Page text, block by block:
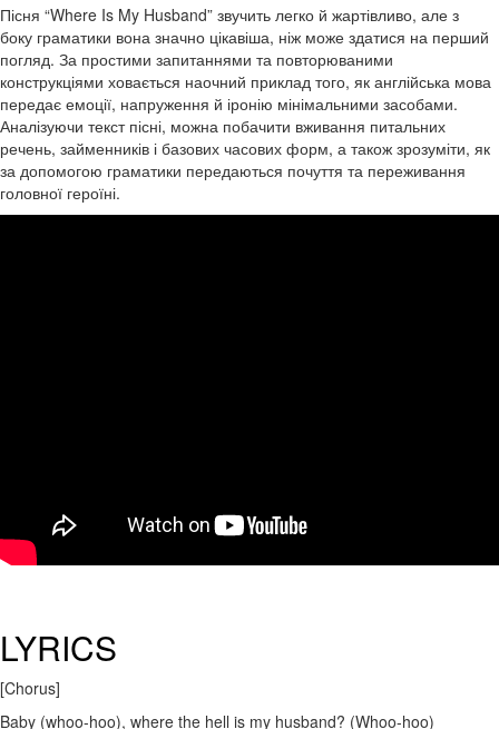
Пісня “Where Is My Husband” звучить легко й жартівливо, але з
боку граматики вона значно цікавіша, ніж може здатися на перший
погляд. За простими запитаннями та повторюваними
конструкціями ховається наочний приклад того, як англійська мова
передає емоції, напруження й іронію мінімальними засобами.
Аналізуючи текст пісні, можна побачити вживання питальних
речень, займенників і базових часових форм, а також зрозуміти, як
за допомогою граматики передаються почуття та переживання
головної героїні.
LYRICS
[Chorus]
Baby (whoo-hoo), where the hell is my husband? (Whoo-hoo)